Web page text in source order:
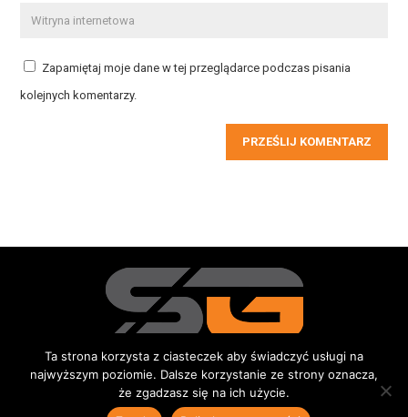
Zapamiętaj moje dane w tej przeglądarce podczas pisania
kolejnych komentarzy.
PRZEŚLIJ KOMENTARZ
Redakcja Kontakt Reklama Do pobrania
Ta strona korzysta z ciasteczek aby świadczyć usługi na
najwyższym poziomie. Dalsze korzystanie ze strony oznacza,
że zgadzasz się na ich użycie.